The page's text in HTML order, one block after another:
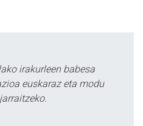
irakurleen babesa
euskaraz eta modu